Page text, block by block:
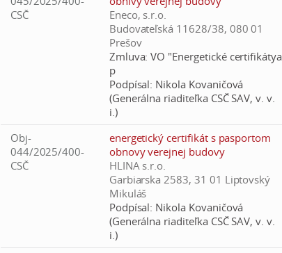
CSČ
Eneco, s.r.o.
Budovateľská 11628/38, 080 01
Prešov
Zmluva: VO "Energetické certifikátya
p
Podpísal: Nikola Kovaničová
(Generálna riaditeľka CSČ SAV, v. v.
i.)
Obj-
044/2025/400-
CSČ
energetický certifikát s pasportom
obnovy verejnej budovy
HLINA s.r.o.
Garbiarska 2583, 31 01 Liptovský
Mikuláš
Podpísal: Nikola Kovaničová
(Generálna riaditeľka CSČ SAV, v. v.
i.)